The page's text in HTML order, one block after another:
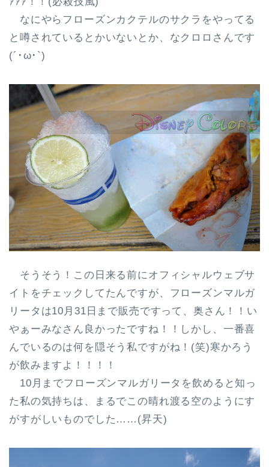
なにやらフローズンカクテルのサクラをやってる
と噂されているとかいないとか、なクロロさんです
(´･ω･`)
そうそう！この日来る前にオフィシャルウェブサ
イトをチェックしてたんですが、フローズンマルガ
リータは10月31日まで販売ですって、奥さん！！い
やぁーみなさん良かったですね！！しかし、一番喜
んでいるのは何を隠そう私ですがね！(笑)寒かろう
が飲みますよ！！！！
10月までフローズンマルガリータを飲めると知っ
た私の気持ちは、まるでこの晴れ渡る空のようにす
がすがしいものでした……(昇天)